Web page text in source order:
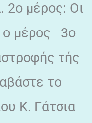
2ο μέρος: Οι
μέρος 3ο
τής
το
Κ. Γάτσια